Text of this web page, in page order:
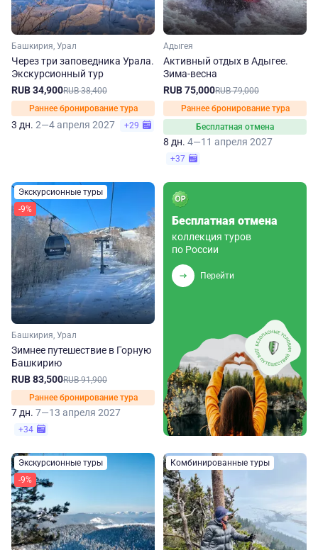
Башкирия, Урал
Через три заповедника Урала.
Экскурсионный тур
RUB 34,900RUB 38,400
Раннее бронирование тура
3 дн. 2—4 апреля 2027 +29
Адыгея
Активный отдых в Адыгее.
Зима-весна
RUB 75,000RUB 79,000
Раннее бронирование тура
Бесплатная отмена
8 дн. 4—11 апреля 2027
+37
Экскурсионные туры
-9%
Башкирия, Урал
Зимнее путешествие в Горную
Башкирию
RUB 83,500RUB 91,900
Раннее бронирование тура
7 дн. 7—13 апреля 2027
+34
Бесплатная отмена
коллекция туров
по России
Перейти
Экскурсионные туры
-9%
Комбинированные туры